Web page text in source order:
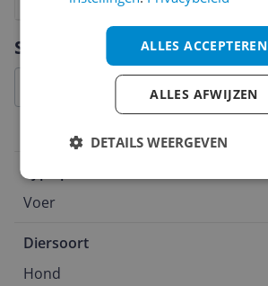
Specificaties
Algemeen
Type product
Voer
Diersoort
Hond
ALLES ACCEPTEREN
ALLES AFWIJZEN
DETAILS WEERGEVEN